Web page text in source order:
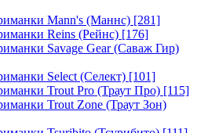
Mann's (Маннс) [281]
Reins (Рейнс) [176]
Savage Gear (Саваж Гир)
Select (Селект) [101]
Trout Pro (Траут Про) [115]
Trout Zone (Траут Зон)